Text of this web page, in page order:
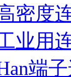
密度
业用
端